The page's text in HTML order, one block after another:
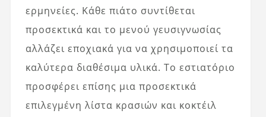
ερμηνείες. Κάθε πιάτο συντίθεται
προσεκτικά και το μενού γευσιγνωσίας
αλλάζει εποχιακά για να χρησιμοποιεί τα
καλύτερα διαθέσιμα υλικά. Το εστιατόριο
προσφέρει επίσης μια προσεκτικά
επιλεγμένη λίστα κρασιών και κοκτέιλ